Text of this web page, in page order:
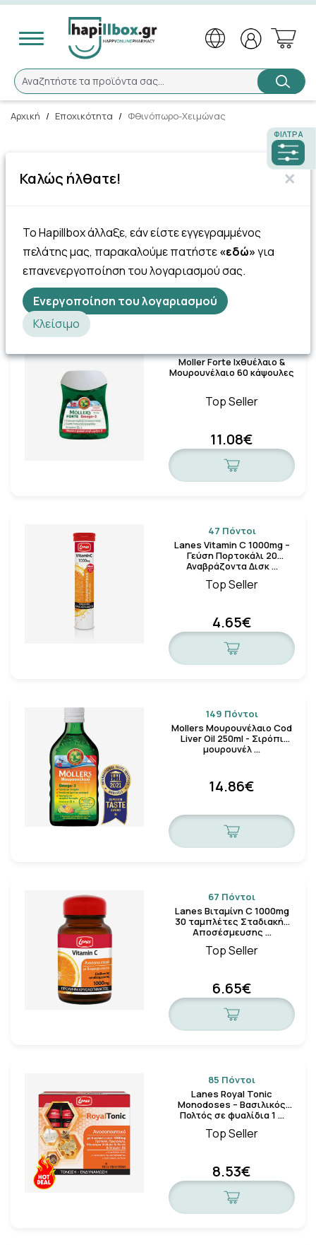
Αναζητήστε τα προϊόντα σας...
Αναζήτηση
Αρχική / Εποχικότητα / Φθινόπωρο-Χειμώνας
ΦΊΛΤΡΑ
Pharyndol Spray Kids 30ml –
8.48€
Moller Forte Ιχθυέλαιο &
Μουρουνέλαιο 60 κάψουλες
Top Seller
11.08€
47 Πόντοι
Lanes Vitamin C 1000mg –
Γεύση Πορτοκάλι 20
Αναβράζοντα Δισκ …
Top Seller
4.65€
149 Πόντοι
Mollers Μουρουνέλαιο Cod
Liver Oil 250ml - Σιρόπι
μουρουνέλ …
14.86€
67 Πόντοι
Lanes Βιταμίνη C 1000mg
30 ταμπλέτες Σταδιακής
Αποσέσμευσης …
Top Seller
6.65€
85 Πόντοι
Lanes Royal Tonic
Monodoses – Βασιλικός
Πολτός σε φυαλίδια 1 …
Top Seller
8.53€
Καλώς ήλθατε! ×
Το Hapillbox άλλαξε, εάν είστε εγγεγραμμένος
πελάτης μας, παρακαλούμε πατήστε«εδώ»για
επανενεργοποίηση του λογαριασμού σας.
Ενεργοποίηση του λογαριασμού
Κλείσιμο